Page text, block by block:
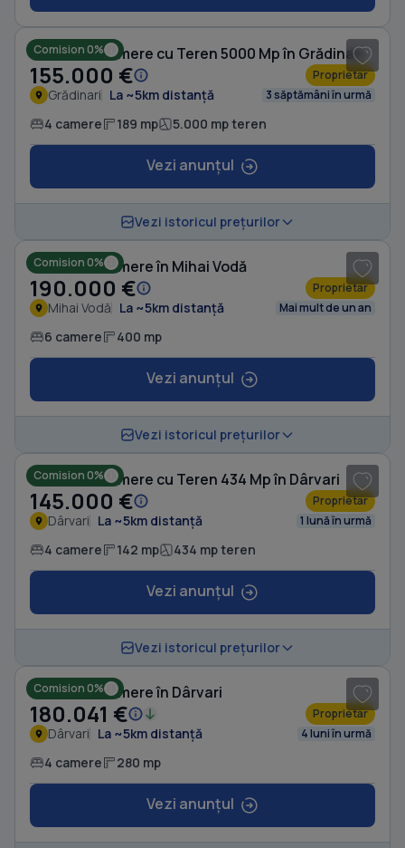
Comision 0%
Casă cu 4 camere cu Teren 5000 Mp în Grădinari
155.000 € Proprietar
Grădinari La ~5km distanță 3 săptămâni în urmă
4 camere 189 mp 5.000 mp teren
Vezi anunțul
Vezi istoricul prețurilor
Comision 0%
Casă cu 6 camere în Mihai Vodă
190.000 € Proprietar
Mihai Vodă La ~5km distanță Mai mult de un an
6 camere 400 mp
Vezi anunțul
Vezi istoricul prețurilor
Comision 0%
Casă cu 4 camere cu Teren 434 Mp în Dârvari
145.000 € Proprietar
Dârvari La ~5km distanță 1 lună în urmă
4 camere 142 mp 434 mp teren
Vezi anunțul
Vezi istoricul prețurilor
Comision 0%
Casă cu 4 camere în Dârvari
180.041 € Proprietar
Dârvari La ~5km distanță 4 luni în urmă
4 camere 280 mp
Vezi anunțul